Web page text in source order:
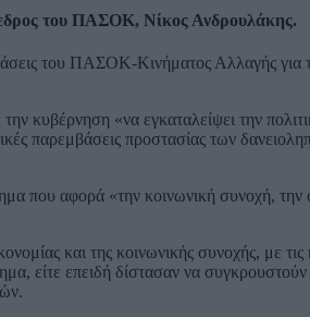
του ΠΑΣΟΚ, Νίκος Ανδρουλάκης.
του ΠΑΣΟΚ-Κινήματος Αλλαγής για
κυβέρνηση «να εγκαταλείψει την
παρεμβάσεις προστασίας των
που αφορά «την κοινωνική συνοχή, την
και της κοινωνικής συνοχής, με τις
είτε επειδή δίστασαν να